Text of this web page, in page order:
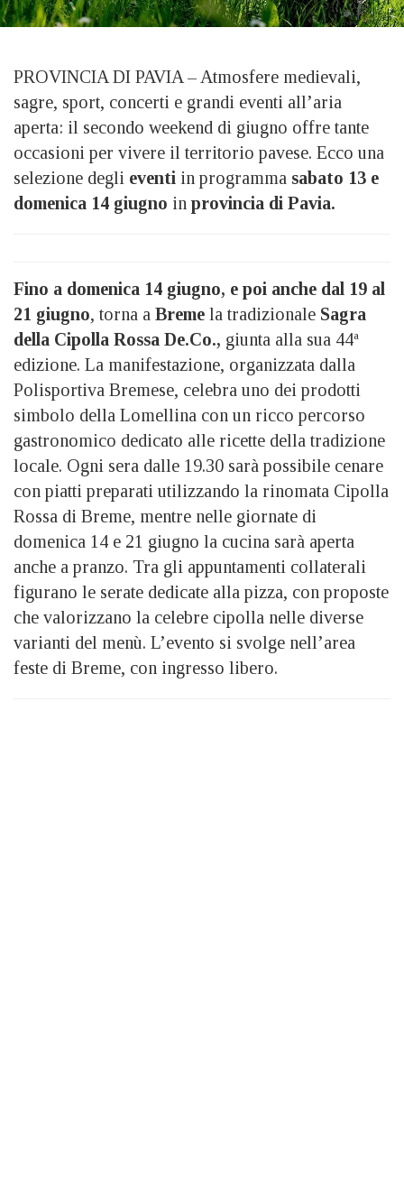
PROVINCIA DI PAVIA – Atmosfere medievali,
sagre, sport, concerti e grandi eventi all’aria
aperta: il secondo weekend di giugno offre tante
occasioni per vivere il territorio pavese. Ecco una
selezione degli eventi in programma sabato 13 e
domenica 14 giugno in provincia di Pavia.
Fino a domenica 14 giugno, e poi anche dal 19 al
21 giugno, torna a Breme la tradizionale Sagra
della Cipolla Rossa De.Co., giunta alla sua 44ª
edizione. La manifestazione, organizzata dalla
Polisportiva Bremese, celebra uno dei prodotti
simbolo della Lomellina con un ricco percorso
gastronomico dedicato alle ricette della tradizione
locale. Ogni sera dalle 19.30 sarà possibile cenare
con piatti preparati utilizzando la rinomata Cipolla
Rossa di Breme, mentre nelle giornate di
domenica 14 e 21 giugno la cucina sarà aperta
anche a pranzo. Tra gli appuntamenti collaterali
figurano le serate dedicate alla pizza, con proposte
che valorizzano la celebre cipolla nelle diverse
varianti del menù. L’evento si svolge nell’area
feste di Breme, con ingresso libero.